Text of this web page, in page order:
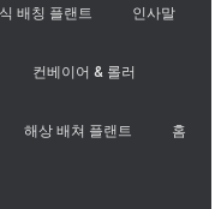
배칭 플랜트 인사말
컨베이어 & 롤러
해상 배쳐 플랜트 홈